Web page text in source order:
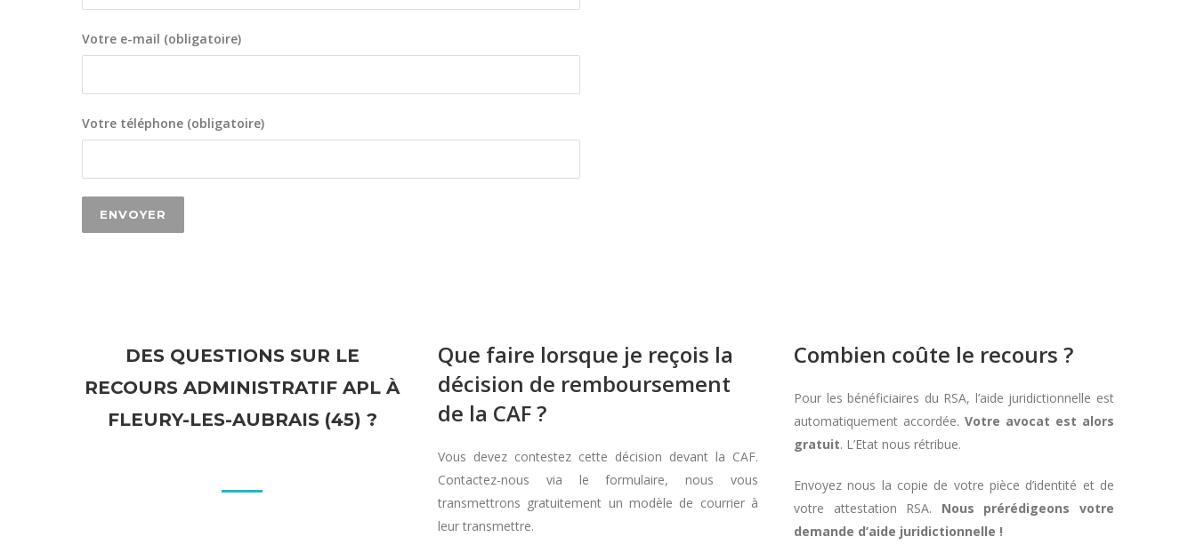
Votre e-mail (obligatoire)
Votre téléphone (obligatoire)
DES QUESTIONS SUR LE
RECOURS ADMINISTRATIF APL À
FLEURY-LES-AUBRAIS (45) ?
Que faire lorsque je reçois la
décision de remboursement
de la CAF ?
Vous devez contestez cette décision devant la CAF.
Contactez-nous via le formulaire, nous vous
transmettrons gratuitement un modèle de courrier à
leur transmettre.
Combien coûte le recours ?
Pour les bénéficiaires du RSA, l’aide juridictionnelle est
automatiquement accordée. Votre avocat est alors
gratuit. L’Etat nous rétribue.
Envoyez nous la copie de votre pièce d’identité et de
votre attestation RSA. Nous prérédigeons votre
demande d’aide juridictionnelle !